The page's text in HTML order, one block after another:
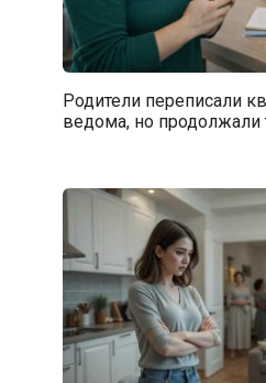
Родители переписали
ведома, но продолжали